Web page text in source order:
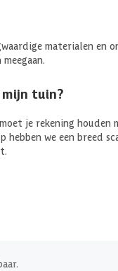
materialen en
tuin?
je rekening
we een breed